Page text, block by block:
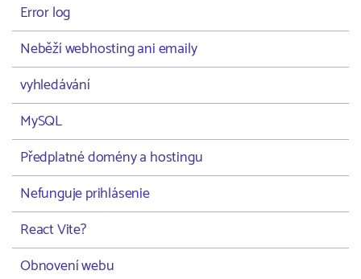
Error log
Neběží webhosting ani emaily
vyhledávání
MySQL
Předplatné domény a hostingu
Nefunguje prihlásenie
React Vite?
Obnovení webu